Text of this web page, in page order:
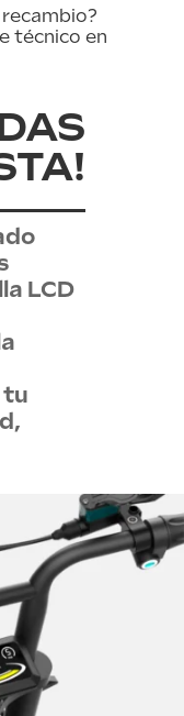
técnico en
LCD
tu